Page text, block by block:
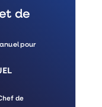
de
pour
de